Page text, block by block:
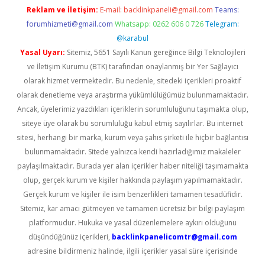
Reklam ve İletişim: E-mail: backlinkpaneli@gmail.com Teams:
forumhizmeti@gmail.com Whatsapp: 0262 606 0 726 Telegram:
@karabul
Yasal Uyarı: Sitemiz, 5651 Sayılı Kanun gereğince Bilgi Teknolojileri
ve İletişim Kurumu (BTK) tarafından onaylanmış bir Yer Sağlayıcı
olarak hizmet vermektedir. Bu nedenle, sitedeki içerikleri proaktif
olarak denetleme veya araştırma yükümlülüğümüz bulunmamaktadır.
Ancak, üyelerimiz yazdıkları içeriklerin sorumluluğunu taşımakta olup,
siteye üye olarak bu sorumluluğu kabul etmiş sayılırlar. Bu internet
sitesi, herhangi bir marka, kurum veya şahıs şirketi ile hiçbir bağlantısı
bulunmamaktadır. Sitede yalnızca kendi hazırladığımız makaleler
paylaşılmaktadır. Burada yer alan içerikler haber niteliği taşımamakta
olup, gerçek kurum ve kişiler hakkında paylaşım yapılmamaktadır.
Gerçek kurum ve kişiler ile isim benzerlikleri tamamen tesadüfidir.
Sitemiz, kar amacı gütmeyen ve tamamen ücretsiz bir bilgi paylaşım
platformudur. Hukuka ve yasal düzenlemelere aykırı olduğunu
düşündüğünüz içerikleri, backlinkpanelicomtr@gmail.com
adresine bildirmeniz halinde, ilgili içerikler yasal süre içerisinde